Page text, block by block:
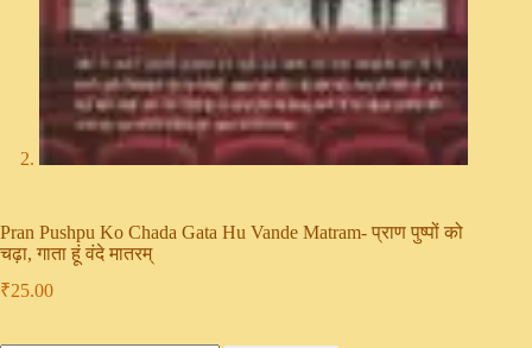
Pran Pushpu Ko Chada Gata Hu Vande Matram- प्राण पुष्पों को
चढ़ा, गाता हूं वंदे मातरम्
₹25.00